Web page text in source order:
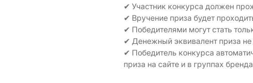
✔ Участник конкурса должен
✔ Вручение приза будет
✔ Победителями могут стать
✔ Денежный эквивалент приза не
✔ Победитель конкурса
приза на сайте и в группах